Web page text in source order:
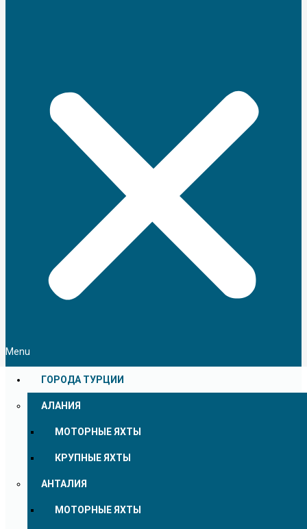
Menu
ГОРОДА ТУРЦИИ
АЛАНИЯ
МОТОРНЫЕ ЯХТЫ
КРУПНЫЕ ЯХТЫ
АНТАЛИЯ
МОТОРНЫЕ ЯХТЫ